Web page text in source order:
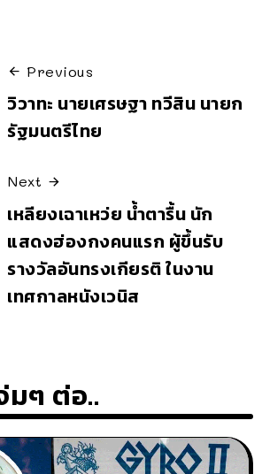
Previous
วิวาทะ นายเศรษฐา ทวีสิน นายก
รัฐมนตรีไทย
Next
เหลียงเฉาเหว่ย น้ำตารื้น นัก
แสดงฮ่องกงคนแรก ผู้ขึ้นรับ
รางวัลอันทรงเกียรติ ในงาน
เทศกาลหนังเวนิส
มๆ ต่อ..